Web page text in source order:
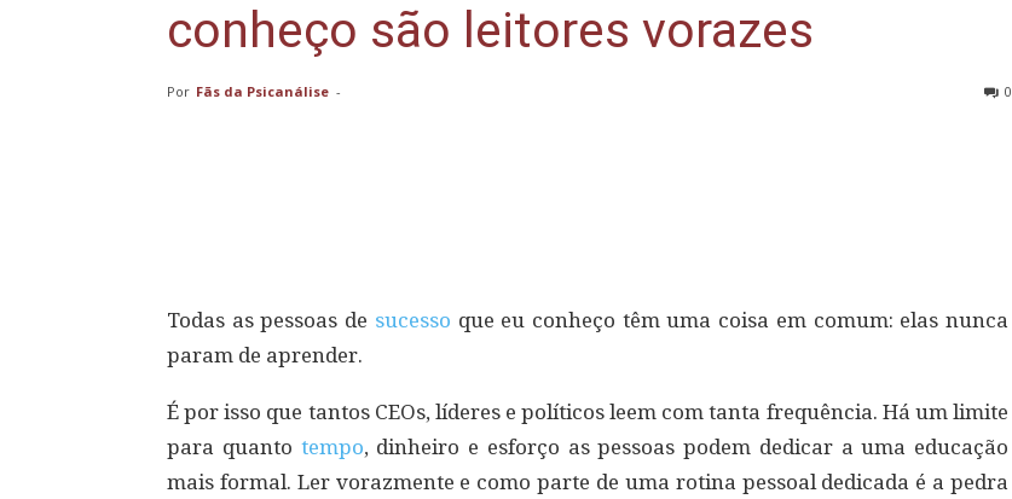
conheço são leitores vorazes
Por Fãs da Psicanálise - 0
Todas as pessoas de sucesso que eu conheço têm uma coisa em comum: elas nunca
param de aprender.
É por isso que tantos CEOs, líderes e políticos leem com tanta frequência. Há um limite
para quanto tempo, dinheiro e esforço as pessoas podem dedicar a uma educação
mais formal. Ler vorazmente e como parte de uma rotina pessoal dedicada é a pedra